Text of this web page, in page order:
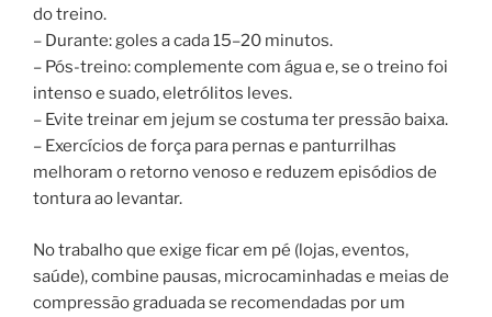
do treino.
– Durante: goles a cada 15–20 minutos.
– Pós-treino: complemente com água e, se o treino foi
intenso e suado, eletrólitos leves.
– Evite treinar em jejum se costuma ter pressão baixa.
– Exercícios de força para pernas e panturrilhas
melhoram o retorno venoso e reduzem episódios de
tontura ao levantar.
No trabalho que exige ficar em pé (lojas, eventos,
saúde), combine pausas, microcaminhadas e meias de
compressão graduada se recomendadas por um